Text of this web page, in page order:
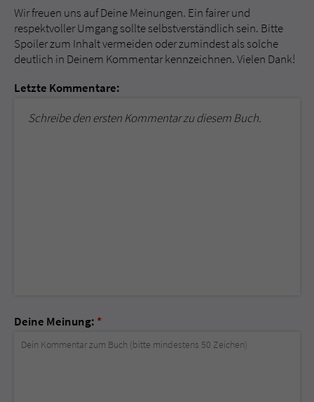
Wir freuen uns auf Deine Meinungen. Ein fairer und
respektvoller Umgang sollte selbstverständlich sein. Bitte
Spoiler zum Inhalt vermeiden oder zumindest als solche
deutlich in Deinem Kommentar kennzeichnen. Vielen Dank!
Letzte Kommentare:
Schreibe den ersten Kommentar zu diesem Buch.
Deine Meinung: *